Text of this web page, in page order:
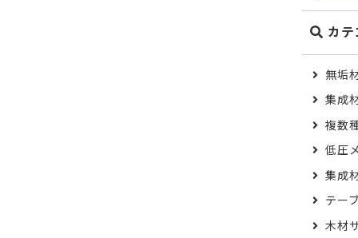
ご利用ガイド
よくあるご質問
カートシステム
パスワード再発
ゴム（集
のみ）
栓
モンキー
カ
無垢
集成
複数
低圧
集成
テー
木材